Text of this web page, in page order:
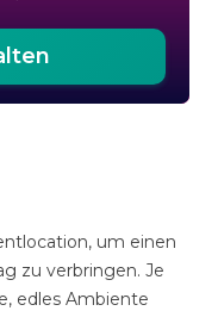
um einen
zu verbringen. Je
edles Ambiente